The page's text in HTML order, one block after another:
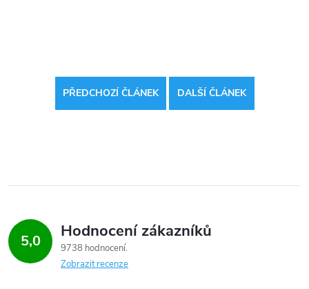
PŘEDCHOZÍ ČLÁNEK DALŠÍ ČLÁNEK
5,0 Hodnocení zákazníků
9738 hodnocení
Zobrazit recenze